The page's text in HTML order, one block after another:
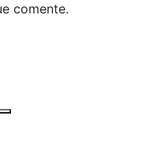
comente.